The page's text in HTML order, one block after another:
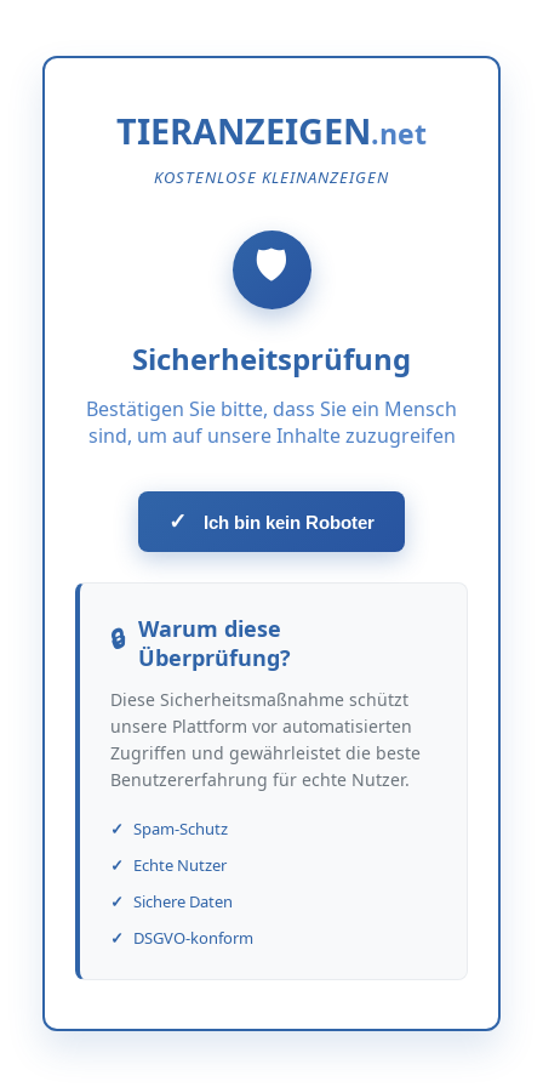
TIERANZEIGEN
KOSTENLOSE KLEINANZEIGEN
Sicherheitsprüfung
Bestätigen Sie bitte, dass Sie ein Mensch
sind, um auf unsere Inhalte zuzugreifen
✓ Ich bin kein Roboter
Warum diese
Überprüfung?
Diese Sicherheitsmaßnahme schützt
unsere Plattform vor automatisierten
Zugriffen und gewährleistet die beste
Benutzererfahrung für echte Nutzer.
Spam-Schutz
Echte Nutzer
Sichere Daten
DSGVO-konform